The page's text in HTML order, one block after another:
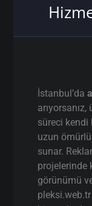
İstanbul’da
süreci
uzun
sunar.
projelerinde
görünümü